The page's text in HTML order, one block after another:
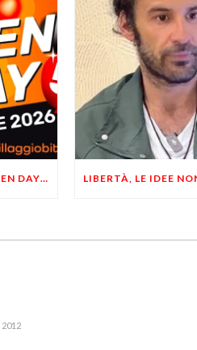
VILLAGGIO BITCOIN, “OPEN DAY 5”: LEONARDO FACCO OSPITE A BRESCIA
2012